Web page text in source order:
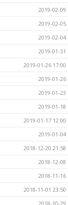
2019-02-09
2019-02-05
2019-02-04
2019-01-31
2019-01-26 17:00
2019-01-26
2019-01-23
2019-01-18
2019-01-17 12:00
2019-01-04
2018-12-20 21:58
2018-12-08
2018-11-16
2018-11-01 23:50
2018-10-29